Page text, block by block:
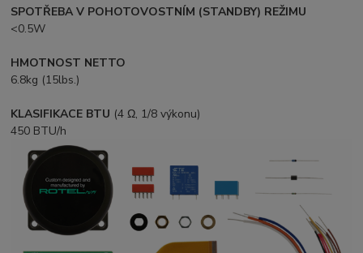
SPOTŘEBA V POHOTOVOSTNÍM (STANDBY) REŽIMU
<0.5W
HMOTNOST NETTO
6.8kg (15lbs.)
KLASIFIKACE BTU (4 Ω, 1/8 výkonu)
450 BTU/h